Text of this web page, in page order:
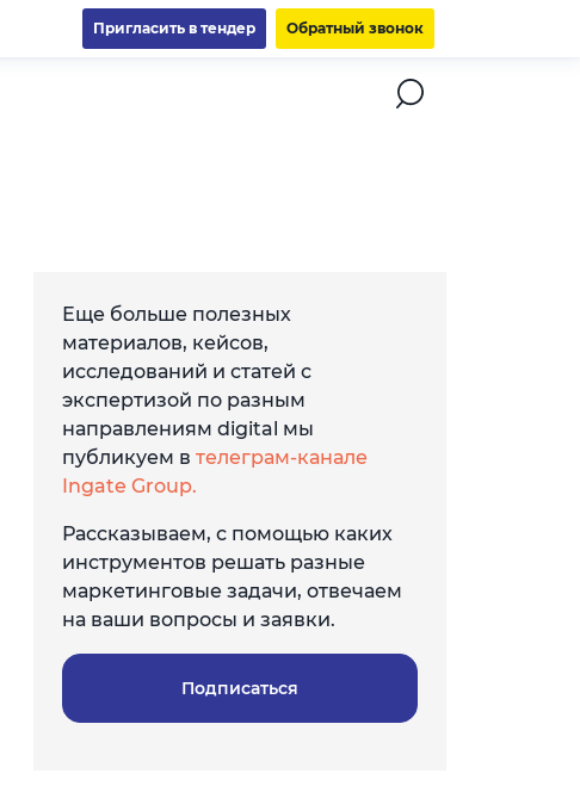
Пригласить в тендер Обратный звонок
Еще больше полезных
материалов, кейсов,
исследований и статей с
экспертизой по разным
направлениям digital мы
публикуем в телеграм-канале
Ingate Group.
Рассказываем, с помощью каких
инструментов решать разные
маркетинговые задачи, отвечаем
на ваши вопросы и заявки.
Подписаться